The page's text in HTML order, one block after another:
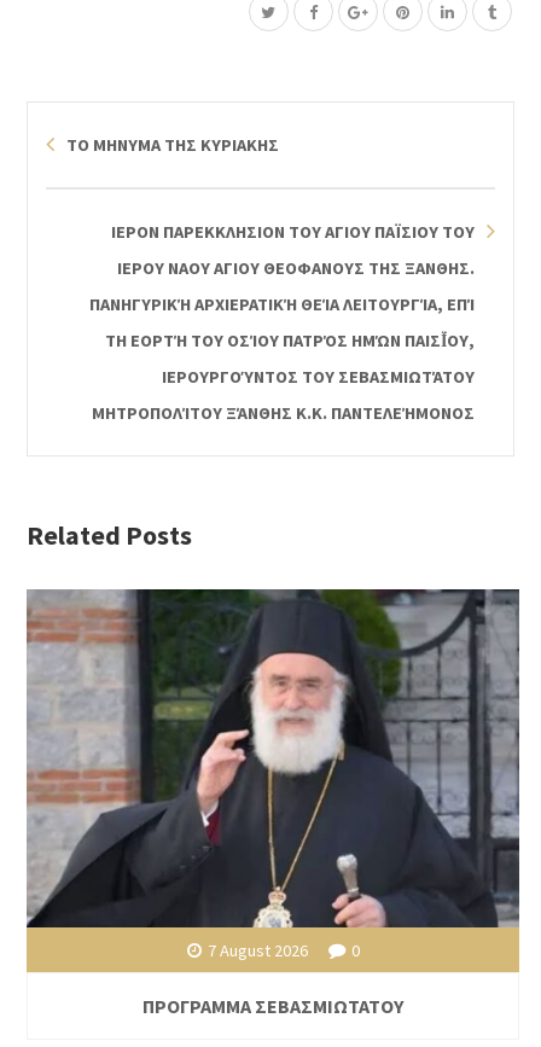
ΤΟ ΜΗΝΥΜΑ ΤΗΣ ΚΥΡΙΑΚΗΣ
ΙΕΡΟΝ ΠΑΡΕΚΚΛΗΣΙΟΝ ΤΟΥ ΑΓΙΟΥ ΠΑΪΣΙΟΥ ΤΟΥ
ΙΕΡΟΥ ΝΑΟΥ ΑΓΙΟΥ ΘΕΟΦΑΝΟΥΣ ΤΗΣ ΞΑΝΘΗΣ.
ΠΑΝΗΓΥΡΙΚΉ ΑΡΧΙΕΡΑΤΙΚΉ ΘΕΊΑ ΛΕΙΤΟΥΡΓΊΑ, ΕΠΊ
ΤΗ ΕΟΡΤΉ ΤΟΥ ΟΣΊΟΥ ΠΑΤΡΌΣ ΗΜΏΝ ΠΑΙΣΪ́ΟΥ, ΙΕ
ΡΟΥΡΓΟΎΝΤΟΣ ΤΟΥ ΣΕΒΑΣΜΙΩΤΆΤΟΥ ΜΗ
ΤΡΟΠΟΛΊΤΟΥ ΞΆΝΘΗΣ Κ.Κ. ΠΑΝΤΕΛΕΉΜΟΝΟΣ
Related Posts
7 August 2026 0
ΠΡΟΓΡΑΜΜΑ ΣΕΒΑΣΜΙΩΤΑΤΟΥ